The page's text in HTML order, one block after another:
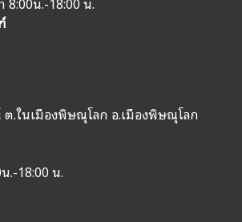
.ในเมืองพิษณุโลก อ.เมืองพิษณุโลก
.-18:00 น.